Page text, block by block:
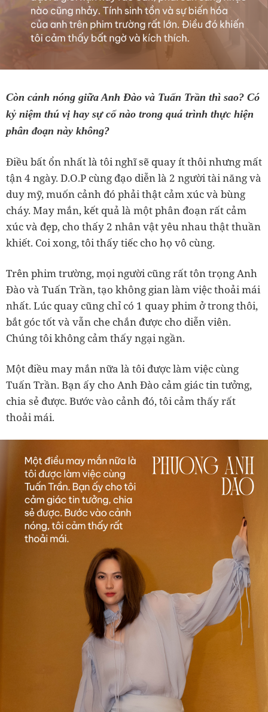
Còn cảnh nóng giữa Anh Đào và Tuấn Trần thì sao? Có
kỷ niệm thú vị hay sự cố nào trong quá trình thực hiện
phân đoạn này không?
Điều bất ổn nhất là tôi nghĩ sẽ quay ít thôi nhưng mất
tận 4 ngày. D.O.P cùng đạo diễn là 2 người tài năng và
duy mỹ, muốn cảnh đó phải thật cảm xúc và bùng
cháy. May mắn, kết quả là một phân đoạn rất cảm
xúc và đẹp, cho thấy 2 nhân vật yêu nhau thật thuần
khiết. Coi xong, tôi thấy tiếc cho họ vô cùng.
Trên phim trường, mọi người cũng rất tôn trọng Anh
Đào và Tuấn Trần, tạo không gian làm việc thoải mái
nhất. Lúc quay cũng chỉ có 1 quay phim ở trong thôi,
bắt góc tốt và vẫn che chắn được cho diễn viên.
Chúng tôi không cảm thấy ngại ngần.
Một điều may mắn nữa là tôi được làm việc cùng
Tuấn Trần. Bạn ấy cho Anh Đào cảm giác tin tưởng,
chia sẻ được. Bước vào cảnh đó, tôi cảm thấy rất
thoải mái.